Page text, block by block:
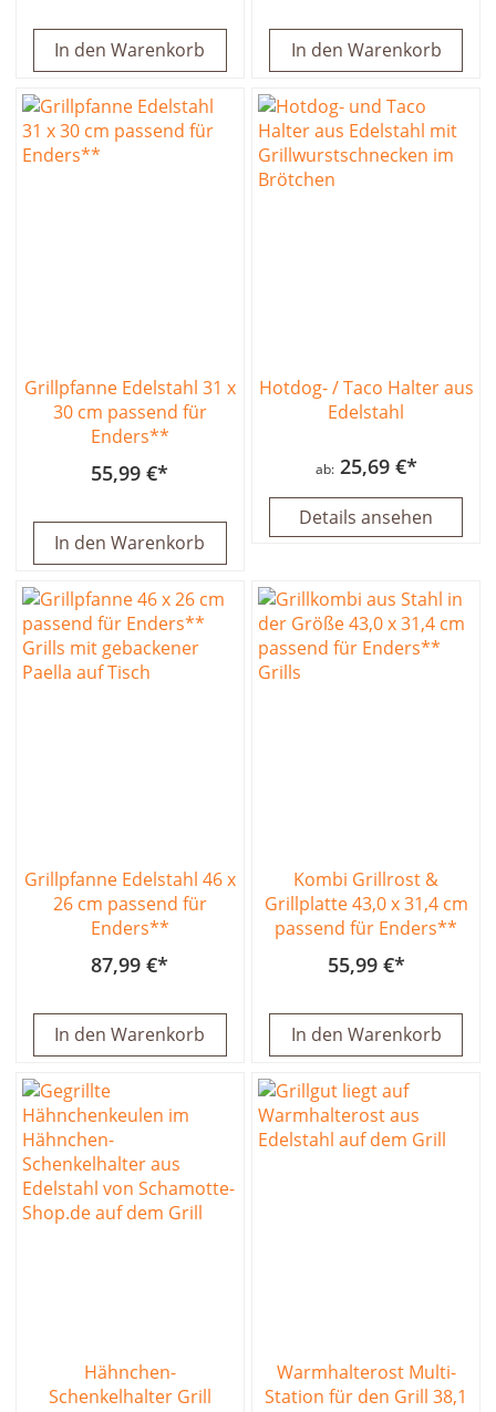
In den Warenkorb In den Warenkorb
Grillpfanne Edelstahl 31 x
30 cm passend für
Enders**
55,99 €
In den Warenkorb
Hotdog- / Taco Halter aus
Edelstahl
ab 25,69 €
Details ansehen
Grillpfanne Edelstahl 46 x
26 cm passend für
Enders**
87,99 €
In den Warenkorb
Kombi Grillrost &
Grillplatte 43,0 x 31,4 cm
passend für Enders**
55,99 €
In den Warenkorb
Hähnchen-
Schenkelhalter Grill
Warmhalterost Multi-
Station für den Grill 38,1